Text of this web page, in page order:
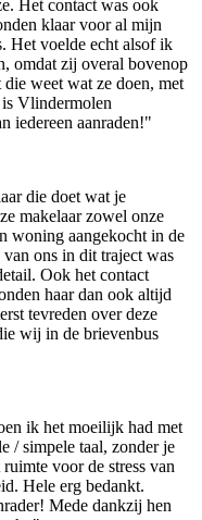
Het contact was ook
klaar voor al mijn
Het voelde echt alsof ik
omdat zij overal bovenop
weet wat ze doen, met
Vlindermolen
iedereen aanraden!"
die doet wat je
makelaar zowel onze
woning aangekocht in de
ons in dit traject was
Ook het contact
haar dan ook altijd
tevreden over deze
wij in de brievenbus
ik het moeilijk had met
/ simpele taal, zonder je
voor de stress van
Hele erg bedankt.
Mede dankzij hen